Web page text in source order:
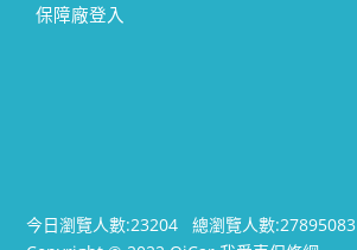
保障廠登入
今日瀏覽人數:23204總瀏覽人數:27895083